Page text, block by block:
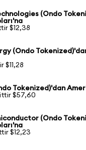
(Ondo
$12,38
(Ondo
$11,28
Tokenized)'dan
$57,60
(Ondo
$12,23